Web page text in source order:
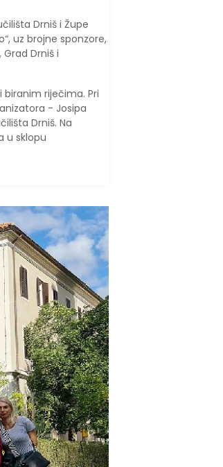
Drniš i Župe
uz brojne sponzore,
Drniš i
riječima. Pri
- Josipa
Drniš. Na
u sklopu